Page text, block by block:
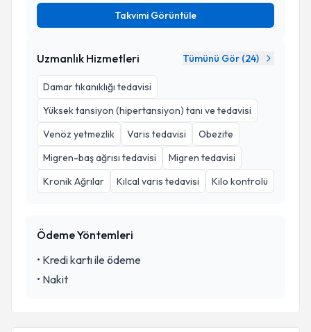
Takvimi Görüntüle
Uzmanlık Hizmetleri Tümünü Gör (24)
Damar tıkanıklığı tedavisi
Yüksek tansiyon (hipertansiyon) tanı ve tedavisi
Venöz yetmezlik
Varis tedavisi
Obezite
Migren-baş ağrısı tedavisi
Migren tedavisi
Kronik Ağrılar
Kılcal varis tedavisi Kilo kontrolü
Ödeme Yöntemleri
• Kredi kartı ile ödeme
• Nakit